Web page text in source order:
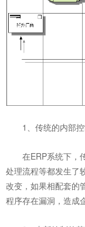
1、传统的内部控
在ERP系统下，传
处理流程等都发生了
改变，如果相配套的
程序存在漏洞，造成